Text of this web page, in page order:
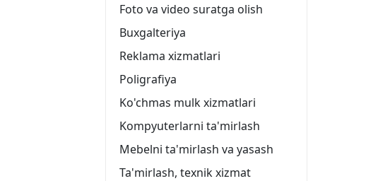
Foto va video suratga olish
Buxgalteriya
Reklama xizmatlari
Poligrafiya
Ko'chmas mulk xizmatlari
Kompyuterlarni ta'mirlash
Mebelni ta'mirlash va yasash
Ta'mirlash, texnik xizmat